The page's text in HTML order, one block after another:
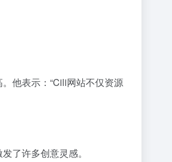
他表示：“Cili网站不仅资源
了许多创意灵感。